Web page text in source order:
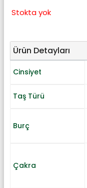
Stokta yok
Ürün Detayları
Cinsiyet
Taş Türü
Burç
Çakra